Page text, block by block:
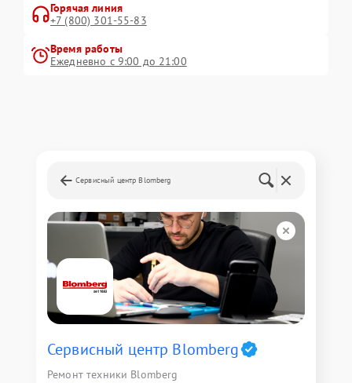
Горячая линия
+7 (800) 301-55-83
Время работы
Ежедневно с 9:00 до 21:00
Сервисный центр Blomberg
Сервисный центр Blomberg
Ремонт техники Blomberg